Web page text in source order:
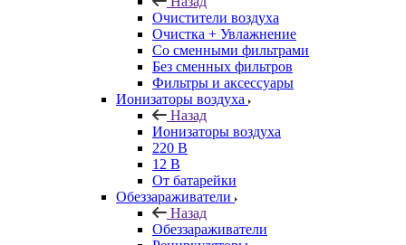
Очистители воздуха
Очистка + Увлажнение
Cо сменными фильтрами
Без сменных фильтров
Фильтры и аксессуары
Ионизаторы воздуха
Назад
Ионизаторы воздуха
220 В
12 В
От батарейки
Обеззараживатели
Назад
Обеззараживатели